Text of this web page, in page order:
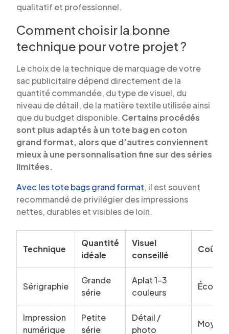
qualitatif et professionnel.
Comment choisir la bonne
technique pour votre projet ?
Le choix de la technique de marquage de votre
sac publicitaire dépend directement de la
quantité commandée, du type de visuel, du
niveau de détail, de la matière textile utilisée ainsi
que du budget disponible. Certains procédés
sont plus adaptés à un tote bag en coton
grand format, alors que d’autres conviennent
mieux à une personnalisation fine sur des séries
limitées.
Avec les tote bags grand format, il est souvent
recommandé de privilégier des impressions
nettes, durables et visibles de loin.
Technique
Quantité
idéale
Visuel
conseillé
Coût
Sérigraphie
Grande
série
Aplat 1-3
couleurs
Impression
numérique
Petite
série
Détail /
photo
Moyen